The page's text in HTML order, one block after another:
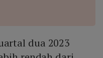
dua 2023